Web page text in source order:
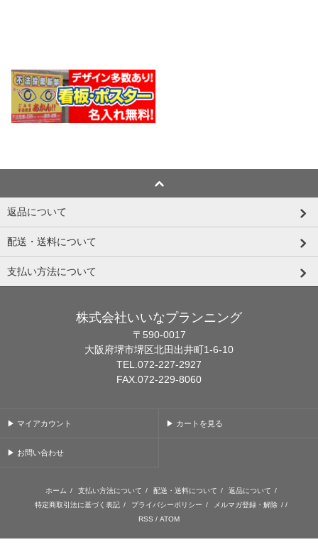
返品について
配送・送料について
支払い方法について
株式会社いいなプランニング
〒590-0017
大阪府堺市堺区北田出井町1-6-10
TEL.072-227-2927
FAX.072-229-8060
▶ マイアカウント ▶ カートを見る
▶ お問い合わせ
ホーム / 支払い方法について / 配送・送料について / 返品について /
特定商取引法に基づく表記 / プライバシーポリシー / メルマガ登録・解除 / /
RSS / ATOM